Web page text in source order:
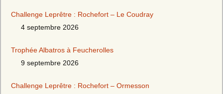
Challenge Leprêtre : Rochefort – Le Coudray
4 septembre 2026
Trophée Albatros à Feucherolles
9 septembre 2026
Challenge Leprêtre : Rochefort – Ormesson